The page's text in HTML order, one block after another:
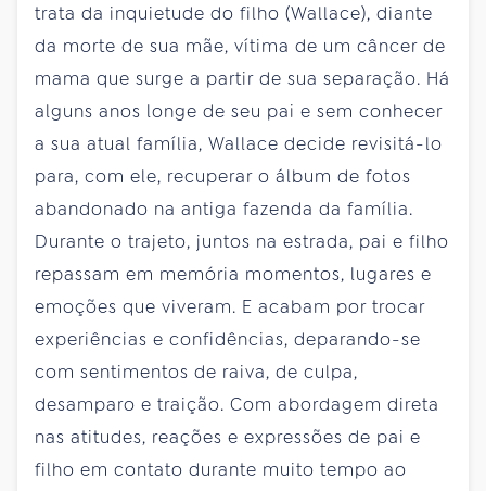
trata da inquietude do filho (Wallace), diante
da morte de sua mãe, vítima de um câncer de
mama que surge a partir de sua separação. Há
alguns anos longe de seu pai e sem conhecer
a sua atual família, Wallace decide revisitá-lo
para, com ele, recuperar o álbum de fotos
abandonado na antiga fazenda da família.
Durante o trajeto, juntos na estrada, pai e filho
repassam em memória momentos, lugares e
emoções que viveram. E acabam por trocar
experiências e confidências, deparando-se
com sentimentos de raiva, de culpa,
desamparo e traição. Com abordagem direta
nas atitudes, reações e expressões de pai e
filho em contato durante muito tempo ao